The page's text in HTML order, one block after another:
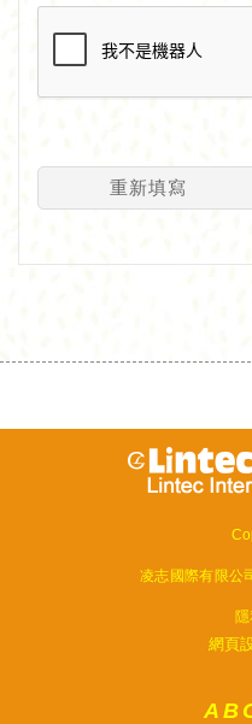
重新填寫
凌志國際有限公
網頁